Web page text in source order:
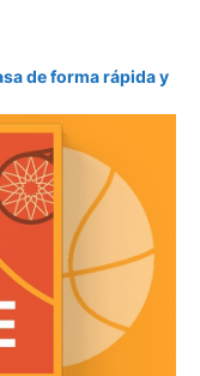
de forma rápida y